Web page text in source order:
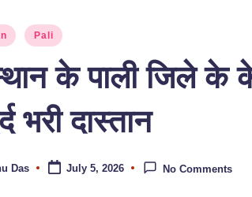
Pali
के पाली जिले के
भरी दास्तान
Das July 5, 2026 No Comments